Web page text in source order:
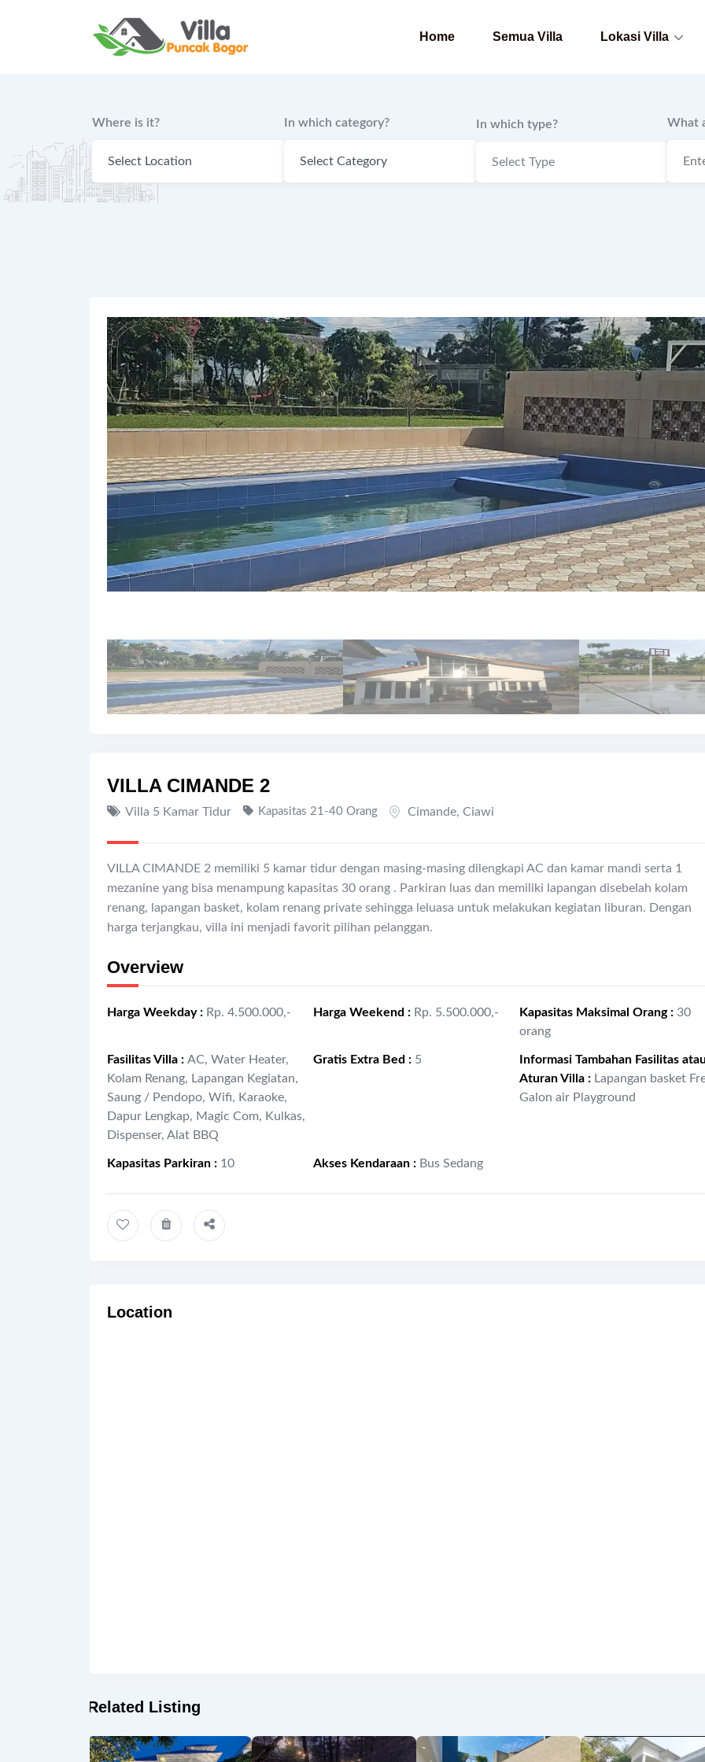
Home Semua Villa Lokasi Villa
Where is it? In which category? In which type?
Select Type
What
VILLA CIMANDE 2
Villa 5 Kamar Tidur Kapasitas 21-40 Orang Cimande, Ciawi
VILLA CIMANDE 2 memiliki 5 kamar tidur dengan masing-masing dilengkapi AC dan kamar mandi serta 1
mezanine yang bisa menampung kapasitas 30 orang . Parkiran luas dan memiliki lapangan disebelah kolam
renang, lapangan basket, kolam renang private sehingga leluasa untuk melakukan kegiatan liburan. Dengan
harga terjangkau, villa ini menjadi favorit pilihan pelanggan.
Overview
Harga Weekday: Rp. 4.500.000,- Harga Weekend : Rp. 5.500.000,- Kapasitas Maksimal Orang: 30
orang
Fasilitas Villa : AC, Water Heater,
Kolam Renang, Lapangan Kegiatan,
Saung / Pendopo, Wifi, Karaoke,
Dapur Lengkap, Magic Com, Kulkas,
Dispenser, Alat BBQ
Gratis Extra Bed : 5
Informasi Tambahan Fasilitas atau
Aturan Villa: Lapangan basket
Galon air Playground
Kapasitas Parkiran : 10 Akses Kendaraan: Bus Sedang
Location
Related Listing